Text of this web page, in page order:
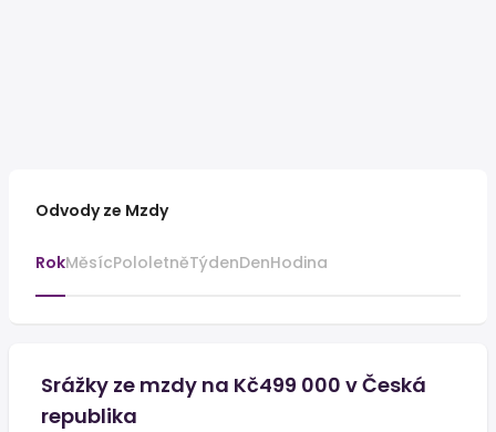
Odvody ze Mzdy
RokMěsícPololetněTýdenDenHodina
Srážky ze mzdy na Kč499 000 v Česká
republika